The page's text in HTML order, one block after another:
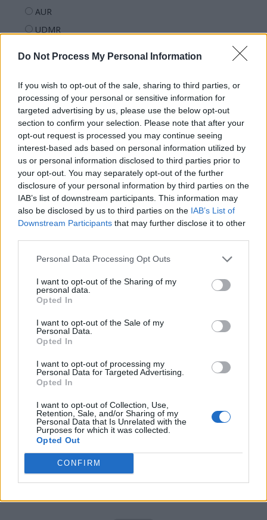
Do Not Process My Personal Information
If you wish to opt-out of the sale, sharing to third parties, or
processing of your personal or sensitive information for
targeted advertising by us, please use the below opt-out
section to confirm your selection. Please note that after your
opt-out request is processed you may continue seeing
interest-based ads based on personal information utilized by
us or personal information disclosed to third parties prior to
your opt-out. You may separately opt-out of the further
disclosure of your personal information by third parties on the
IAB’s list of downstream participants. This information may
also be disclosed by us to third parties on the IAB’s List of
Downstream Participants that may further disclose it to other
Personal Data Processing Opt Outs
I want to opt-out of the Sharing of my
personal data.
Opted In
I want to opt-out of the Sale of my
Personal Data.
Opted In
I want to opt-out of processing my
Personal Data for Targeted Advertising.
Opted In
I want to opt-out of Collection, Use,
Retention, Sale, and/or Sharing of my
Personal Data that Is Unrelated with the
Purposes for which it was collected.
Opted Out
CONFIRM
AUR
UDMR
Forța Dreptei (L. Orban)
PNȚMM
REPER
SENS
SOS (Șoșoacă)
POT (Gavrilă)
PACE (Peia)
Acțiunea Conservatoare (Târziu)
PDF (Lazarus)
PUSL (D. Voiculescu)
PNȚCD (Pavelescu)
PNCR (Terheș)
Partidul Patrioților (Surugiu)
FAR (Coarnă)
Altul
Arată rezultatele
Arhiva sondajelor